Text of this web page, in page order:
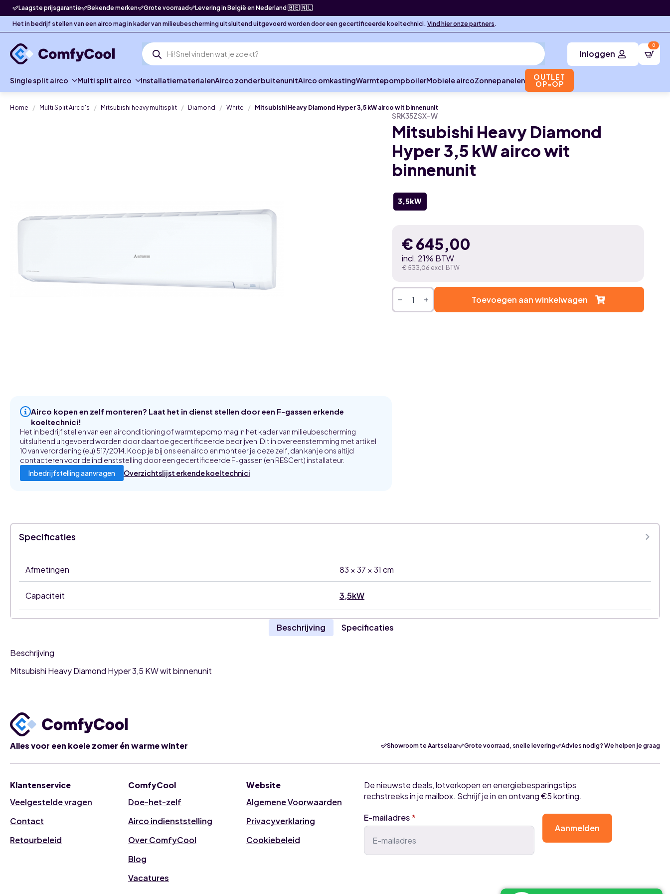
Laagste prijsgarantie Bekende merken Grote voorraad Levering in België en Nederland 🇧🇪 🇳🇱
Het in bedrijf stellen van een airco mag in kader van milieubescherming uitsluitend uitgevoerd worden door een gecertificeerde koeltechnici. Vind hier onze partners.
Producten
zoeken Inloggen
0
Single split airco Multi split airco InstallatiematerialenAirco zonder buitenunitAirco omkastingWarmtepompboilerMobiele aircoZonnepanelen OUTLET
OP=OP
Home Multi Split Airco's Mitsubishi heavy multisplit Diamond White Mitsubishi Heavy Diamond Hyper 3,5 kW airco wit binnenunit
Airco kopen en zelf monteren? Laat het in dienst stellen door een F-gassen erkende
koeltechnici!
Het in bedrijf stellen van een airconditioning of warmtepomp mag in het kader van milieubescherming
uitsluitend uitgevoerd worden door daartoe gecertificeerde bedrijven. Dit in overeenstemming met artikel
10 van verordening (eu) 517/2014. Koop je bij ons een airco en monteer je deze zelf, dan kan je ons altijd
contacteren voor de indienststelling door een gecertificeerde F-gassen (en RESCert) installateur.
Inbedrijfstelling aanvragen
Overzichtslijst erkende koeltechnici
SRK35ZSX-W
Mitsubishi Heavy Diamond
Hyper 3,5 kW airco wit
binnenunit
3,5kW
€645,00
incl. 21% BTW
€ 533,06 excl. BTW
Mitsubishi
Heavy
Diamond
Hyper
Toevoegen aan winkelwagen
Specificaties
Afmetingen 83 × 37 × 31 cm
Capaciteit 3,5kW
Beschrijving Specificaties
Beschrijving
Mitsubishi Heavy Diamond Hyper 3,5 KW wit binnenunit
Alles voor een koele zomer én warme winter Showroom te Aartselaar Grote voorraad, snelle levering Advies nodig? We helpen je graag
Klantenservice
Veelgestelde vragen
Contact
Retourbeleid
ComfyCool
Doe-het-zelf
Airco indienststelling
Over ComfyCool
Blog
Vacatures
Website
Algemene Voorwaarden
Privacyverklaring
Cookiebeleid
De nieuwste deals, lotverkopen en energiebesparingstips
rechstreeks in je mailbox. Schrijf je in en ontvang €5 korting.
E-mailadres *
Aanmelden